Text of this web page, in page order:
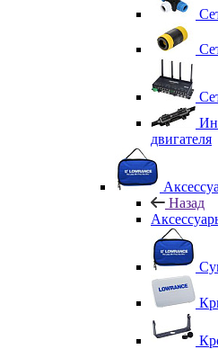
двигателя
Назад